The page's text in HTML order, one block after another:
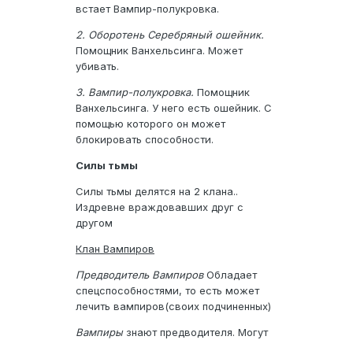
встает Вампир-полукровка.
2. Оборотень Серебряный ошейник.
Помощник Ванхельсинга. Может
убивать.
3. Вампир-полукровка. Помощник
Ванхельсинга. У него есть ошейник. С
помощью которого он может
блокировать способности.
Силы тьмы
Силы тьмы делятся на 2 клана..
Издревне враждовавших друг с
другом
Клан Вампиров
Предводитель ВампировОбладает
спецспособностями, то есть может
лечить вампиров(своих подчиненных)
Вампирызнают предводителя. Могут